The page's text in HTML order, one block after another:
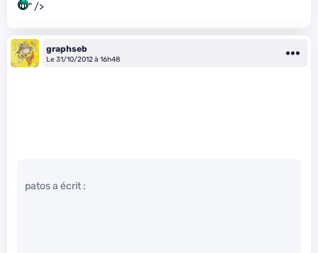
" />
graphseb
Le 31/10/2012 à 16h48
patos a écrit :